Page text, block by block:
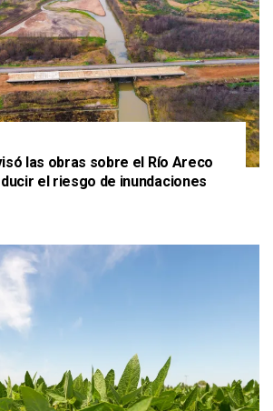
las obras sobre el Río Areco
el riesgo de inundaciones